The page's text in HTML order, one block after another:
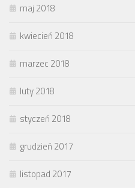
maj 2018
kwiecień 2018
marzec 2018
luty 2018
styczeń 2018
grudzień 2017
listopad 2017